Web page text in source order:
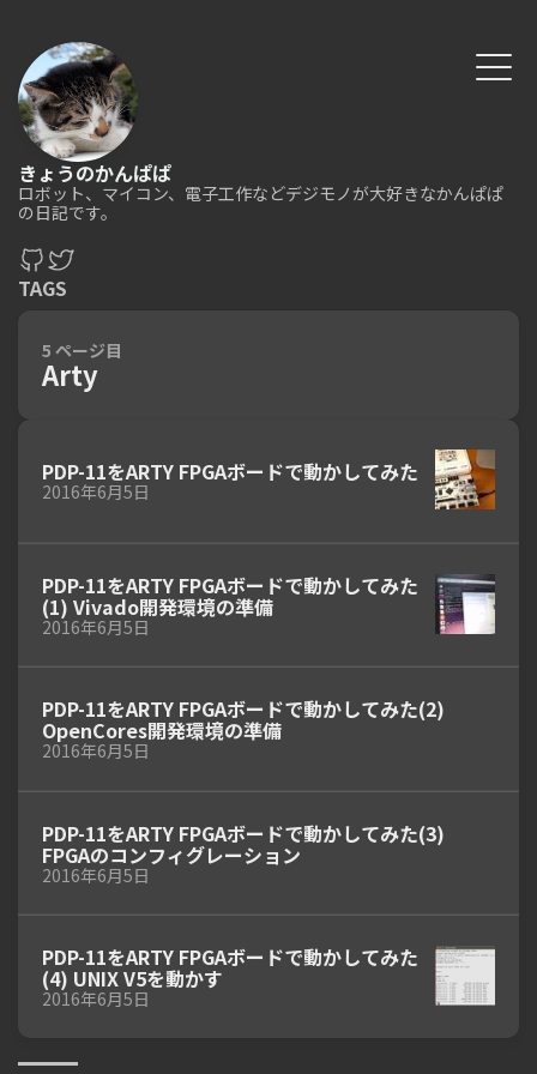
きょうのかんぱぱ
ロボット、マイコン、電子工作などデジモノが大好きなかんぱぱ
の日記です。
TAGS
5 ページ目
Arty
PDP-11をARTY FPGAボードで動かしてみた
2016年6月5日
PDP-11をARTY FPGAボードで動かしてみた
(1) Vivado開発環境の準備
2016年6月5日
PDP-11をARTY FPGAボードで動かしてみた(2)
OpenCores開発環境の準備
2016年6月5日
PDP-11をARTY FPGAボードで動かしてみた(3)
FPGAのコンフィグレーション
2016年6月5日
PDP-11をARTY FPGAボードで動かしてみた
(4) UNIX V5を動かす
2016年6月5日